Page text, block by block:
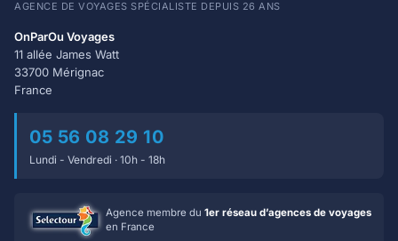
AGENCE DE VOYAGES SPÉCIALISTE DEPUIS 26 ANS
OnParOu Voyages
11 allée James Watt
33700 Mérignac
France
05 56 08 29 10
Lundi - Vendredi · 10h - 18h
Agence membre du 1er réseau d’agences de voyages
en France